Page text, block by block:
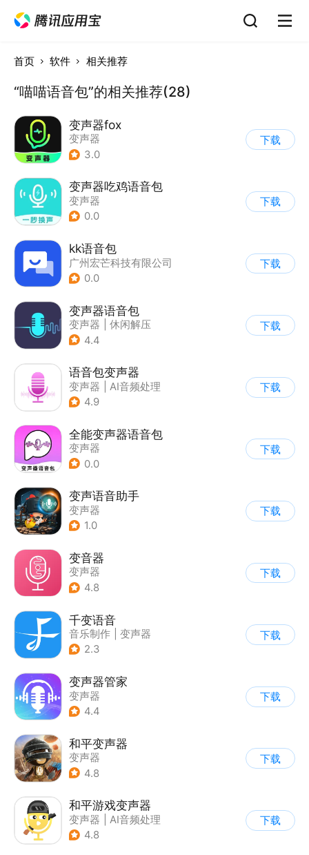
首页 软件 相关推荐
“喵喵语音包”的相关推荐(28)
变声器fox
变声器
3.0
下载
变声器吃鸡语音包
变声器
0.0
下载
kk语音包
广州宏芒科技有限公司
0.0
下载
变声器语音包
变声器
休闲解压
4.4
下载
语音包变声器
变声器
AI音频处理
4.9
下载
全能变声器语音包
变声器
0.0
下载
变声语音助手
变声器
1.0
下载
变音器
变声器
4.8
下载
千变语音
音乐制作
变声器
2.3
下载
变声器管家
变声器
4.4
下载
和平变声器
变声器
4.8
下载
和平游戏变声器
变声器
AI音频处理
4.8
下载